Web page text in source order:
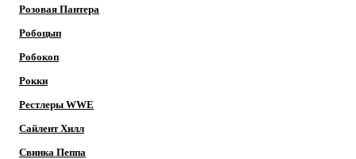
Розовая Пантера
Робоцып
Робокоп
Рокки
Рестлеры WWE
Сайлент Хилл
Свинка Пеппа